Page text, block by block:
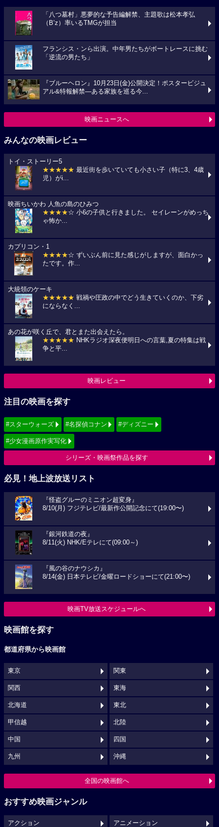
「八つ墓村」悪夢的な予告編解禁、主題歌は松本孝弘
（B’z）率いるTMGが担当
フランシス・ンら出演。中年男たちがボートレースに挑む
「逆流の男たち」
『ブルーヘロン』10月23日(金)公開決定！ポスタービジュ
アル&特報解禁―ある家族を巡る今...
映画ニュースへ
みんなの映画レビュー
トイ・ストーリー5
★★★★★ 最近街を歩いていても小さい子（特に3、4歳
児）がi...
映画ちいかわ 人魚の島のひみつ
★★★★☆ 小6の子供と行きました。 セイレーンがめっち
ゃ怖か...
カプリコン・1
★★★★☆ ずいぶん前に見た感じがしますが、面白かっ
たです。作...
大統領のケーキ
★★★★★ 戦禍や圧政の中でどう生きていくのか、下劣
にならなく...
あの花が咲く丘で、君とまた出会えたら。
★★★★★ NHKラジオ深夜便明日への言葉,夏の特集は戦
争と平...
映画レビュー
注目の映画を探す
#スターウォーズ #名探偵コナン #ディズニー
#少女漫画原作実写化
シリーズ・映画祭作品を探す
必見！地上波放送リスト
『怪盗グルーのミニオン超変身』
8/10(月) フジテレビ/最新作公開記念にて(19:00〜)
『銀河鉄道の夜』
8/11(火) NHK/Eテレにて(09:00～)
『風の谷のナウシカ』
8/14(金) 日本テレビ/金曜ロードショーにて(21:00〜)
映画TV放送スケジュールへ
映画館を探す
都道府県から映画館
東京 関東
関西 東海
北海道 東北
甲信越 北陸
中国 四国
九州 沖縄
全国の映画館へ
おすすめ映画ジャンル
アクション アニメーション